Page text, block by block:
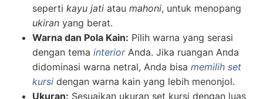
seperti kayu jati atau mahoni, untuk menopang
ukiran yang berat.
Warna dan Pola Kain: Pilih warna yang serasi
dengan tema interior Anda. Jika ruangan Anda
didominasi warna netral, Anda bisa memilih set
kursi dengan warna kain yang lebih menonjol.
Ukuran: Sesuaikan ukuran set kursi dengan luas